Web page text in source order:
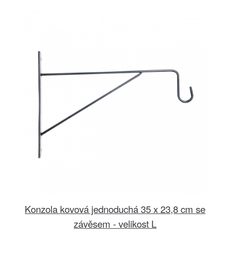
Konzola kovová jednoduchá 35 x 23,8 cm se
závěsem - velikost L